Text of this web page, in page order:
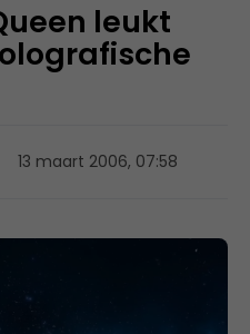
leukt
13 maart 2006, 07:58